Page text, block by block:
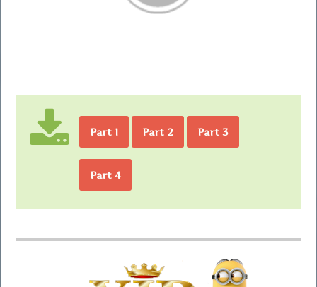
Part 1 Part 2 Part 3
Part 4